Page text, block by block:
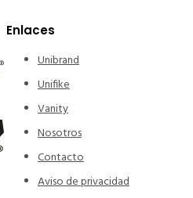
Enlaces
Unibrand
Unifike
Vanity
Nosotros
Contacto
Aviso de privacidad